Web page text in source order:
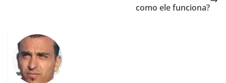
como ele funciona?